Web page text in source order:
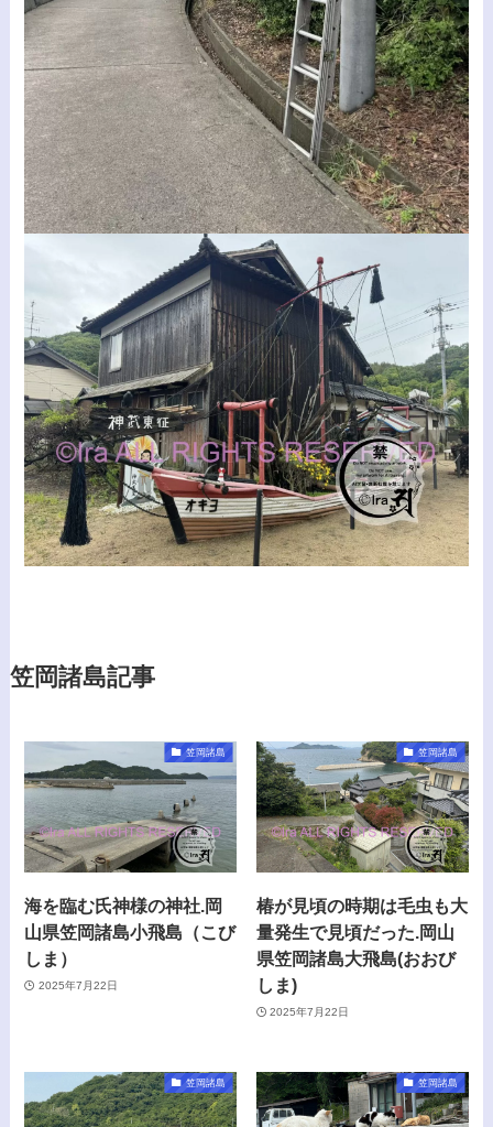
笠岡諸島記事
笠岡諸島
海を臨む氏神様の神社.岡
山県笠岡諸島小飛島（こび
しま）
2025年7月22日
笠岡諸島
椿が見頃の時期は毛虫も大
量発生で見頃だった.岡山
県笠岡諸島大飛島(おおび
しま)
2025年7月22日
笠岡諸島 笠岡諸島